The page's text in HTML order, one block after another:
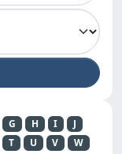
G H I
J
T U V
W